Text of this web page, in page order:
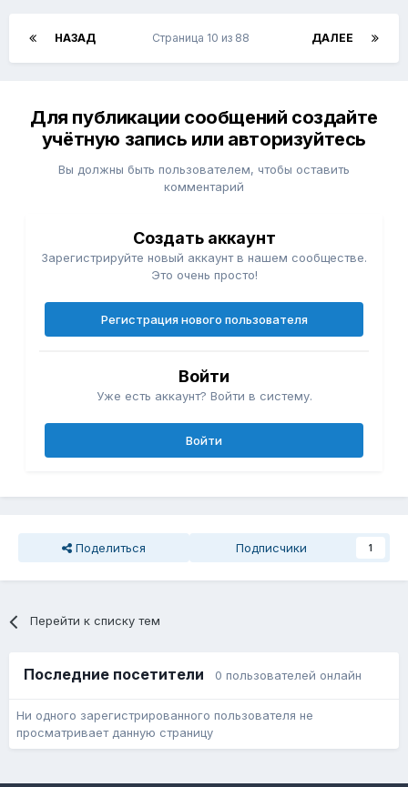
НАЗАД ДАЛЕЕ
Страница 10 из 88
Для публикации сообщений создайте
учётную запись или авторизуйтесь
Вы должны быть пользователем, чтобы оставить
комментарий
Создать аккаунт
Зарегистрируйте новый аккаунт в нашем сообществе.
Это очень просто!
Регистрация нового пользователя
Войти
Уже есть аккаунт? Войти в систему.
Войти
Поделиться Подписчики 1
Перейти к списку тем
Последние посетители 0 пользователей онлайн
Ни одного зарегистрированного пользователя не
просматривает данную страницу